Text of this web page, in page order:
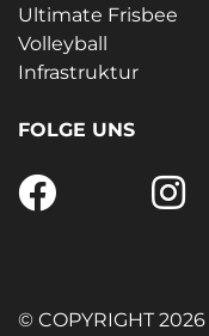
Ultimate Frisbee
Volleyball
Infrastruktur
FOLGE UNS
© COPYRIGHT 2026